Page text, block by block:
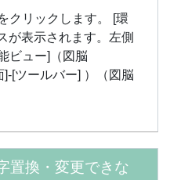
クリックします。 [環
が表示されます。左側
ビュー]（図脳
[ツールバー] ）（図脳
置換・変更できな